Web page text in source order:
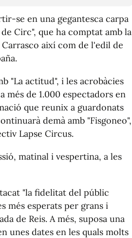
se en una gegantesca carpa
Circ", que ha comptat amb la
així com de l'edil de
"La actitud", i les acrobàcies
més de 1.000 espectadors en
que reunix a guardonats
demà amb "Fisgoneo",
Lapse Circus.
matinal i vespertina, a les
"la fidelitat del públic
més esperats per grans i
de Reis. A més, suposa una
unes dates en les quals molts